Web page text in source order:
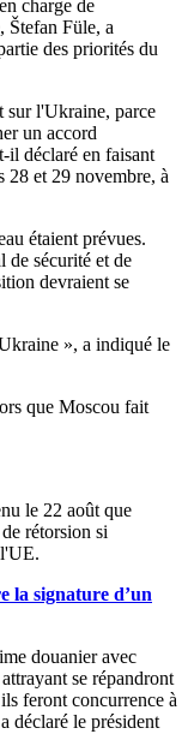
charge de
Štefan Füle, a
des priorités du
sur l'Ukraine, parce
un accord
il déclaré en faisant
28 et 29 novembre, à
étaient prévues.
sécurité et de
devraient se
», a indiqué le
que Moscou fait
le 22 août que
rétorsion si
la signature d’un
douanier avec
se répandront
feront concurrence à
déclaré le président